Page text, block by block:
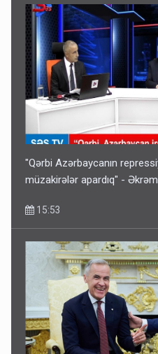
"Qərbi Azərbaycanın
müzakirələr apardıq" -
15:53